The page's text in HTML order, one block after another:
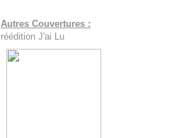
Autres Couvertures :
réédition J'ai Lu